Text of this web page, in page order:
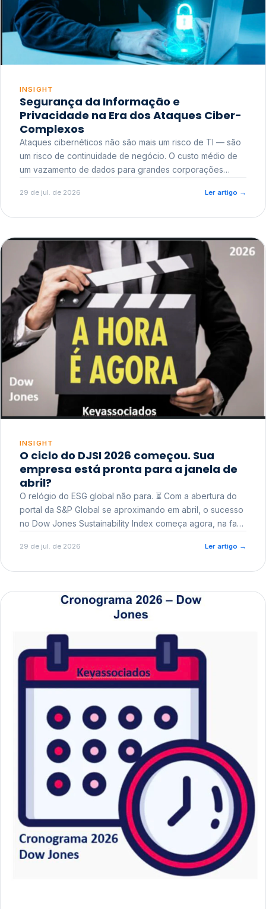
INSIGHT
Segurança da Informação e
Privacidade na Era dos Ataques Ciber-
Complexos
Ataques cibernéticos não são mais um risco de TI — são
um risco de continuidade de negócio. O custo médio de
um vazamento de dados para grandes corporações
reputacional e o risco regulatório junto a órgãos como a
29 de jul. de 2026 Ler artigo →
INSIGHT
O ciclo do DJSI 2026 começou. Sua
empresa está pronta para a janela de
abril?
O relógio do ESG global não para. ⏳ Com a abertura do
portal da S&P Global se aproximando em abril, o sucesso
no Dow Jones Sustainability Index começa agora, na fase
29 de jul. de 2026 Ler artigo →